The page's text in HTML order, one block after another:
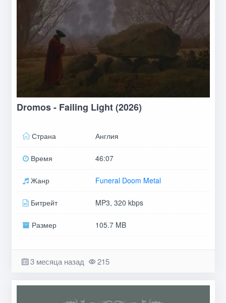
Dromos - Failing Light (2026)
Страна Англия
Время 46:07
Жанр Funeral Doom Metal
Битрейт MP3, 320 kbps
Размер 105.7 MB
3 месяца назад 215